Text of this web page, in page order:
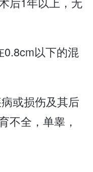
0.8cm以下的混
或损伤及其后
不全，单睾，